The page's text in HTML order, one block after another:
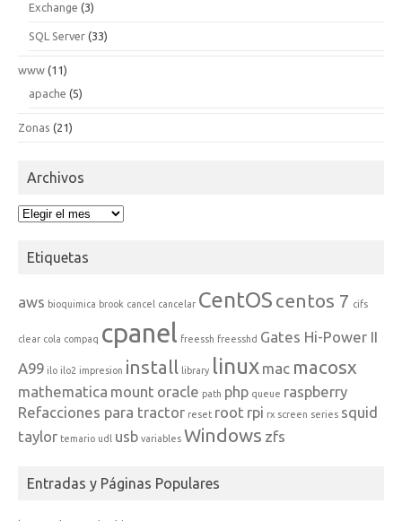
Exchange (3)
SQL Server (33)
www (11)
apache (5)
Zonas (21)
Archivos
Archivos
Etiquetas
aws bioquimica brook cancel cancelar CentOS centos 7 cifs
clear cola compaq cpanel freessh freesshd Gates Hi-Power II
A99 ilo ilo2 impresion install library linux mac macosx
mathematica mount oracle path php queue raspberry
Refacciones para tractor reset root rpi rx screen series squid
taylor temario udl usb variables Windows zfs
Entradas y Páginas Populares